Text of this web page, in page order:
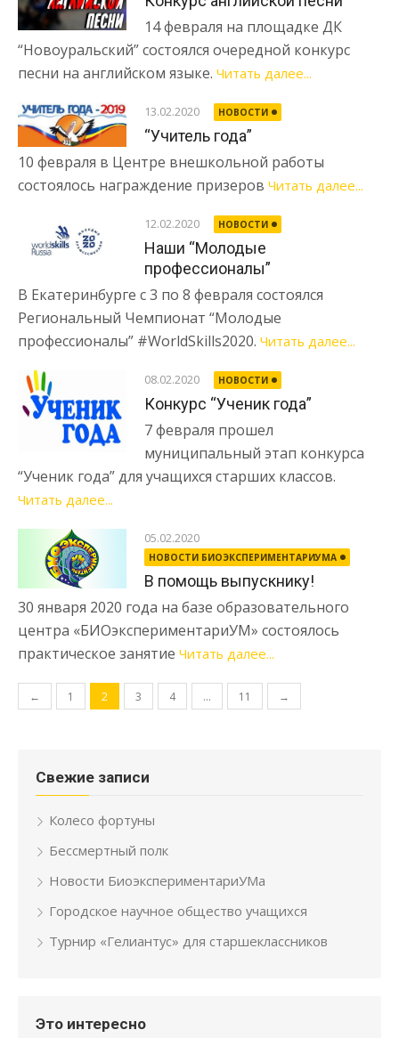
14 февраля на площадке ДК
“Новоуральский” состоялся очередной конкурс
песни на английском языке. Читать далее...
13.02.2020 НОВОСТИ
“Учитель года”
10 февраля в Центре внешкольной работы
состоялось награждение призеров Читать далее...
12.02.2020 НОВОСТИ
Наши “Молодые
профессионалы”
В Екатеринбурге с 3 по 8 февраля состоялся
Региональный Чемпионат “Молодые
профессионалы” #WorldSkills2020. Читать далее...
08.02.2020 НОВОСТИ
Конкурс “Ученик года”
7 февраля прошел
муниципальный этап конкурса
“Ученик года” для учащихся старших классов.
Читать далее...
05.02.2020
НОВОСТИ БИОЭКСПЕРИМЕНТАРИУМА
В помощь выпускнику!
30 января 2020 года на базе образовательного
центра «БИОэкспериментариУМ» состоялось
практическое занятие Читать далее...
Навигация по записям
← 1 2 3 4 … 11 →
Свежие записи
Колесо фортуны
Бессмертный полк
Новости БиоэкспериментариУМа
Городское научное общество учащихся
Турнир «Гелиантус» для старшеклассников
Это интересно